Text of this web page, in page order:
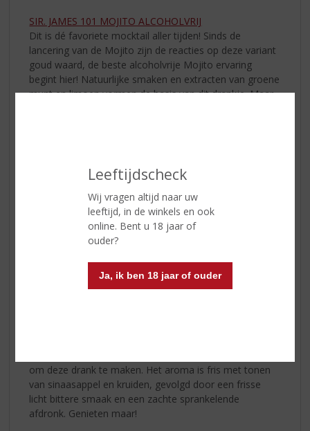
Leeftijdscheck
Wij vragen altijd naar uw
leeftijd, in de winkels en ook
online. Bent u 18 jaar of
ouder?
Ja, ik ben 18 jaar of ouder
SIR. JAMES 101 MOJITO ALCOHOLVRIJ
Dit is dé favoriete mocktail aller tijden! Sinds de
lancering van de Mojito zijn de reacties op deze variant
goud waard, de beste alcoholvrije Mojito ervaring
begint hier! Natuurlijke smaken en extracten van groene
munt en limoen vormen de basis van dit drankje. Maar
waarmee de smaak van rum geëvenaard wordt. Het
aroma is zeer kenmerkend en herkenbaar met de frisse
en tintelende smaak van munt, limoen en kruiden met
een lange en evenwichtige afdronk.
SIR. JAMES 101 SPRITZ APERITIEF ALCOHOLVRIJ
alcoholvrije versie gemaakt. Er is met name gezocht
om deze drank te maken. Het aroma is fris met tonen
van sinaasappel en kruiden, gevolgd door een frisse
licht bittere smaak en een zachte sprankelende
afdronk. Genieten maar!